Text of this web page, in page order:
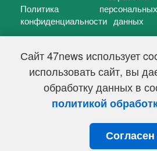
Сайт 47news использует
использовать сайт, вы
обработку данных в
политикой
Согласен
Политика
конфиденциальности
персональных
данных
47 новостей (47 news)2005 — 2026 г.
Свидетельство о регистрации СМИ Эл
Федеральной службой по надзору в
информационных технологий и